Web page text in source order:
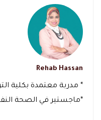
Rehab Hassan
* مدربة معتمدة بكلية
*ماجستير في الصحة